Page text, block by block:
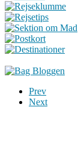
Prev
Next